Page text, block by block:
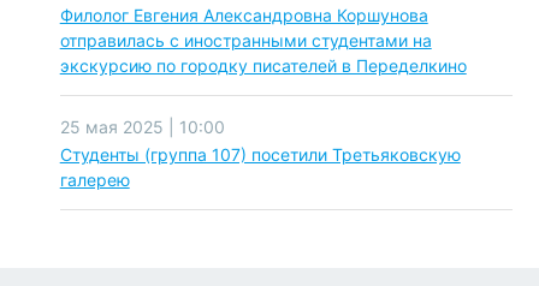
Филолог Евгения Александровна Коршунова
отправилась с иностранными студентами на
экскурсию по городку писателей в Переделкино
25 мая 2025 | 10:00
Студенты (группа 107) посетили Третьяковскую
галерею